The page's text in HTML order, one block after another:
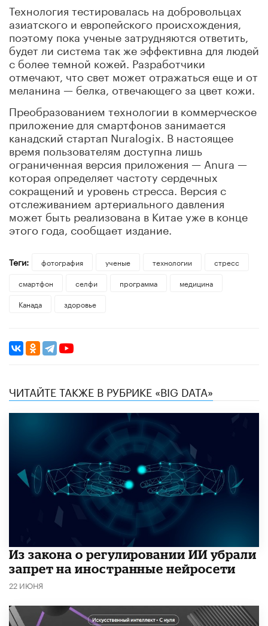
Технология тестировалась на добровольцах
азиатского и европейского происхождения,
поэтому пока ученые затрудняются ответить,
будет ли система так же эффективна для людей
с более темной кожей. Разработчики
отмечают, что свет может отражаться еще и от
меланина — белка, отвечающего за цвет кожи.
Преобразованием технологии в коммерческое
приложение для смартфонов занимается
канадский стартап Nuralogix. В настоящее
время пользователям доступна лишь
ограниченная версия приложения — Anura —
которая определяет частоту сердечных
сокращений и уровень стресса. Версия с
отслеживанием артериального давления
может быть реализована в Китае уже в конце
этого года, сообщает издание.
Теги: фотография ученые технологии
стресс
смартфон
селфи программа
медицина
Канада
здоровье
ЧИТАЙТЕ ТАКЖЕ В РУБРИКЕ «BIG DATA»
Из закона о регулировании ИИ убрали
запрет на иностранные нейросети
22 ИЮНЯ